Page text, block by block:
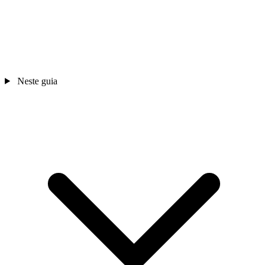
Neste guia